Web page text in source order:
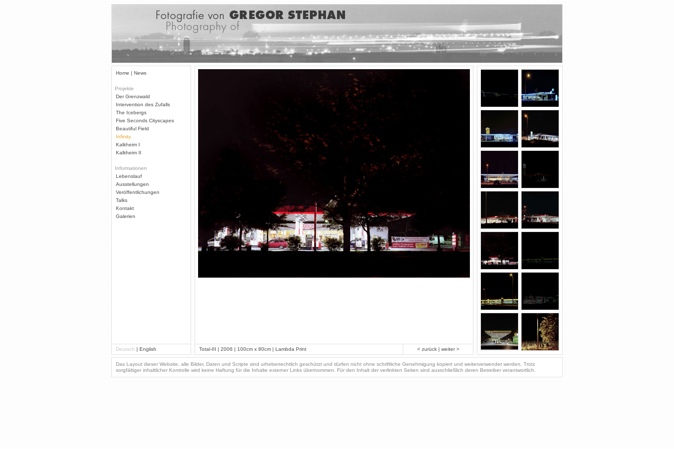
Home | News
Projekte
Der Grenzwald
Intervention des Zufalls
The Icebergs
Five Seconds Cityscapes
Beautiful Field
Infinity
Kalkheim I
Kalkheim II
Informationen
Lebenslauf
Ausstellungen
Veröffentlichungen
Talks
Kontakt
Galerien
Deutsch | English Total-III | 2006 | 100cm x 80cm | Lambda Print < zurück| weiter >
Das Layout dieser Website, alle Bilder, Daten und Scripte sind urheberrechtlich geschützt und dürfen nicht ohne schriftliche Genehmigung kopiert und weiterverwendet werden. Trotz
sorgfältiger inhaltlicher Kontrolle wird keine Haftung für die Inhalte externer Links übernommen. Für den Inhalt der verlinkten Seiten sind ausschließlich deren Betreiber verantwortlich.